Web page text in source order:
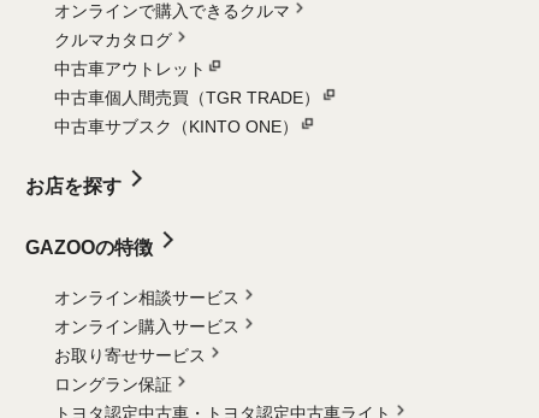
オンラインで購入できるクルマ
クルマカタログ
中古車アウトレット
中古車個人間売買（TGR TRADE）
中古車サブスク（KINTO ONE）
お店を探す
GAZOOの特徴
オンライン相談サービス
オンライン購入サービス
お取り寄せサービス
ロングラン保証
トヨタ認定中古車・
トヨタ認定中古車ライト